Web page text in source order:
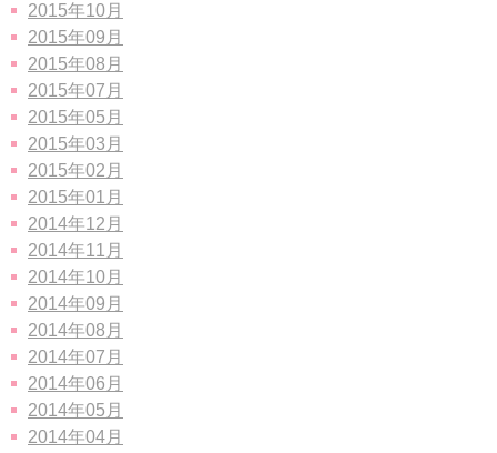
2015年10月
2015年09月
2015年08月
2015年07月
2015年05月
2015年03月
2015年02月
2015年01月
2014年12月
2014年11月
2014年10月
2014年09月
2014年08月
2014年07月
2014年06月
2014年05月
2014年04月